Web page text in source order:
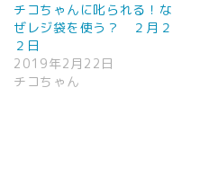
チコちゃんに叱られる！な
ぜレジ袋を使う？ ２月２
２日
2019年2月22日
チコちゃん